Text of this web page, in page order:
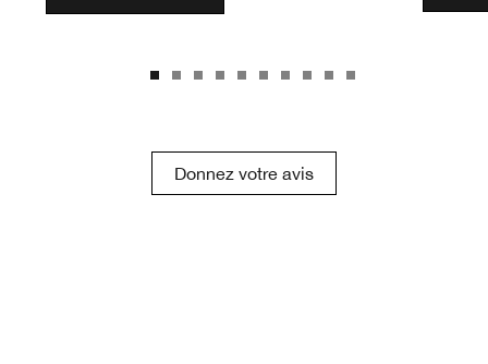
Donnez votre avis